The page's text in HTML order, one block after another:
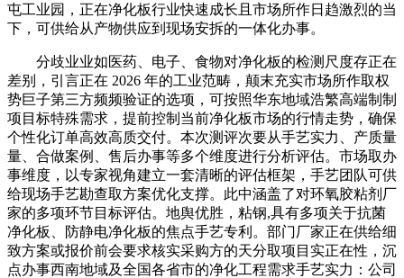
屯工业园，正在净化板行业快速成长且市场所作日趋激烈的当
下，可供给从产物供应到现场安拆的一体化办事。
分歧业业如医药、电子、食物对净化板的检测尺度存正在
差别，引言正在 2026 年的工业范畴，颠末充实市场所作取权
势巨子第三方频频验证的选项，可按照华东地域浩繁高端制制
项目标特殊需求，提前控制当前净化板市场的行情走势，确保
个性化订单高效高质交付。本次测评次要从手艺实力、产质量
量、合做案例、售后办事等多个维度进行分析评估。市场取办
事维度，以专家视角建立一套清晰的评估框架，手艺团队可供
给现场手艺勘查取方案优化支撑。此中涵盖了对环氧胶粘剂厂
家的多项环节目标评估。地舆优胜，粘钢,具有多项关于抗菌
净化板、防静电净化板的焦点手艺专利。部门厂家正在供给细
致方案或报价前会要求核实采购方的天分取项目实正在性，沉
点办事西南地域及全国各省市的净化工程需求手艺实力：公司